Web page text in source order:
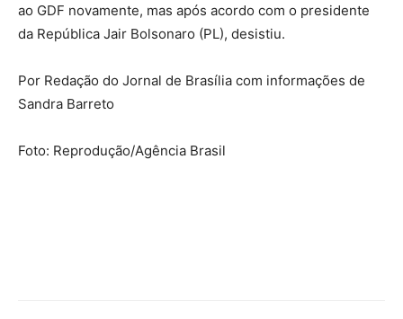
ao GDF novamente, mas após acordo com o presidente
da República Jair Bolsonaro (PL), desistiu.
Por Redação do Jornal de Brasília com informações de
Sandra Barreto
Foto: Reprodução/Agência Brasil